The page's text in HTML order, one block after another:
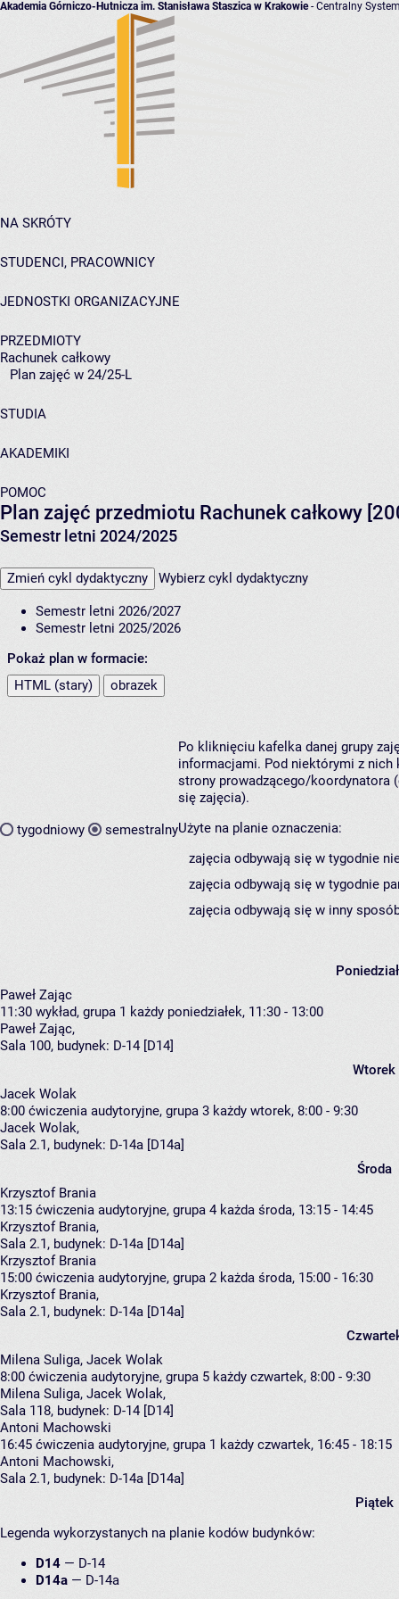
Akademia Górniczo-Hutnicza im. Stanisława Staszica w Krakowie- Centralny
NA SKRÓTY
STUDENCI, PRACOWNICY
JEDNOSTKI ORGANIZACYJNE
PRZEDMIOTY
Rachunek całkowy
Plan zajęć w 24/25-L
STUDIA
AKADEMIKI
POMOC
Plan zajęć przedmiotu Rachunek całkowy
Semestr letni 2024/2025
Zmień cykl dydaktyczny Wybierz cykl dydaktyczny
Semestr letni 2026/2027
Semestr letni 2025/2026
Pokaż plan w formacie:
HTML (stary)
obrazek
tygodniowy semestralny
Po kliknięciu kafelka danej grupy
informacjami. Pod niektórymi z nich
strony prowadzącego/koordynatora
się zajęcia).
Użyte na planie oznaczenia:
zajęcia odbywają się w tygodnie
zajęcia odbywają się w tygodnie
zajęcia odbywają się w inny
Paweł Zając
11:30 wykład, grupa 1 każdy poniedziałek, 11:30 - 13:00
Paweł Zając,
Sala 100, budynek: D-14 [D14]
Wtorek
Jacek Wolak
8:00 ćwiczenia audytoryjne, grupa 3 każdy wtorek, 8:00 - 9:30
Jacek Wolak,
Sala 2.1, budynek: D-14a [D14a]
Środa
Krzysztof Brania
13:15 ćwiczenia audytoryjne, grupa 4 każda środa, 13:15 - 14:45
Krzysztof Brania,
Sala 2.1, budynek: D-14a [D14a]
Krzysztof Brania
15:00 ćwiczenia audytoryjne, grupa 2 każda środa, 15:00 - 16:30
Krzysztof Brania,
Sala 2.1, budynek: D-14a [D14a]
Milena Suliga, Jacek Wolak
8:00 ćwiczenia audytoryjne, grupa 5 każdy czwartek, 8:00 - 9:30
Milena Suliga, Jacek Wolak,
Sala 118, budynek: D-14 [D14]
Antoni Machowski
16:45 ćwiczenia audytoryjne, grupa 1 każdy czwartek, 16:45 - 18:15
Antoni Machowski,
Sala 2.1, budynek: D-14a [D14a]
Piątek
Legenda wykorzystanych na planie kodów budynków:
D14 — D-14
D14a — D-14a